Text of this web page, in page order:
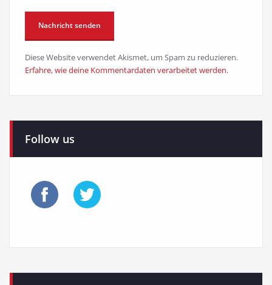
Diese Website verwendet Akismet, um Spam zu reduzieren.
Erfahre, wie deine Kommentardaten verarbeitet werden.
Follow us